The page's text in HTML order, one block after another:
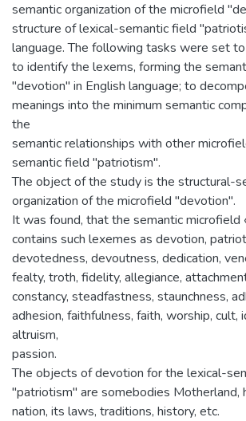
semantic organization of the microfield
structure of lexical-semantic field
language. The following tasks were set to
to identify the lexems, forming the
"devotion" in English language; to
meanings into the minimum semantic
the
semantic relationships with other
semantic field "patriotism".
The object of the study is the structural-
organization of the microfield "devotion".
It was found, that the semantic microfield
contains such lexemes as devotion,
devotedness, devoutness, dedication,
fealty, troth, fidelity, allegiance,
constancy, steadfastness, staunchness,
adhesion, faithfulness, faith, worship, cult,
altruism,
passion.
The objects of devotion for the lexical-
"patriotism" are somebodies Motherland,
nation, its laws, traditions, history, etc.